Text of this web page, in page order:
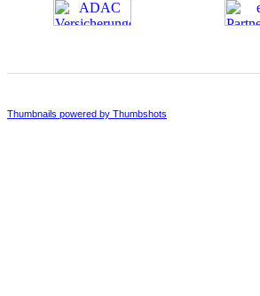
Thumbnails powered by Thumbshots